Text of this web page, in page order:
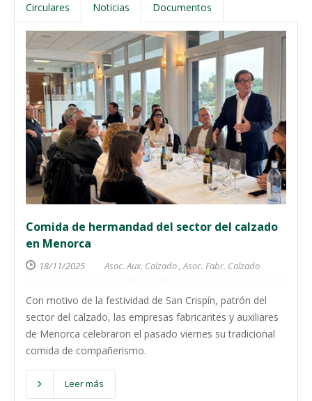
Circulares Noticias Documentos
Comida de hermandad del sector del calzado
en Menorca
18/11/2025 Asoc. Aux. Calzado,Asoc. Fabr. Calzado
Con motivo de la festividad de San Crispín, patrón del
sector del calzado, las empresas fabricantes y auxiliares
de Menorca celebraron el pasado viernes su tradicional
comida de compañerismo.
Leer más